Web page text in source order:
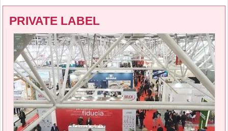
PRIVATE LABEL